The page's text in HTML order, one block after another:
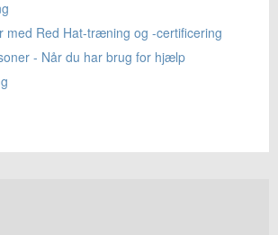
med Red Hat-træning og -certificering
- Når du har brug for hjælp